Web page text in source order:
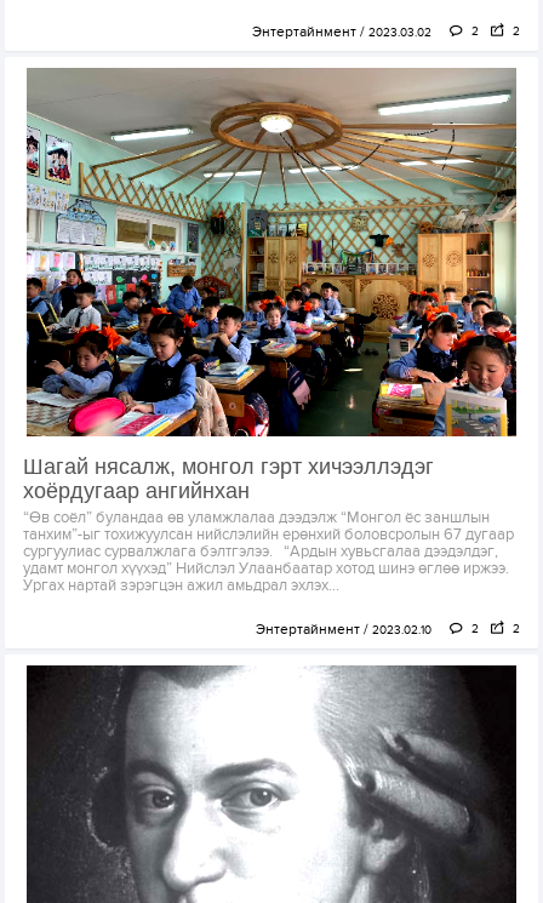
Энтертайнмент 2023.03.02 2 2
Шагай нясалж, монгол гэрт хичээллэдэг
хоёрдугаар ангийнхан
“Өв соёл” буландаа өв уламжлалаа дээдэлж “Монгол ёс заншлын
танхим”-ыг тохижуулсан нийслэлийн ерөнхий боловсролын 67 дугаар
сургуулиас сурвалжлага бэлтгэлээ. “Ардын хувьсгалаа дээдэлдэг,
удамт монгол хүүхэд” Нийслэл Улаанбаатар хотод шинэ өглөө иржээ.
Ургах нартай зэрэгцэн ажил амьдрал эхлэх...
Энтертайнмент 2023.02.10 2 2